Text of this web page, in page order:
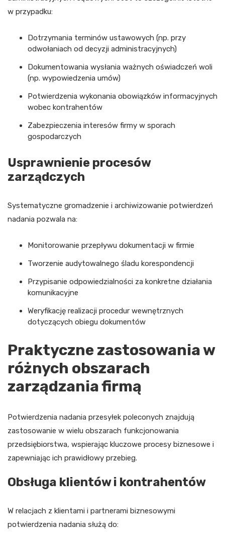
w przypadku:
Dotrzymania terminów ustawowych (np. przy
odwołaniach od decyzji administracyjnych)
Dokumentowania wysłania ważnych oświadczeń woli
(np. wypowiedzenia umów)
Potwierdzenia wykonania obowiązków informacyjnych
wobec kontrahentów
Zabezpieczenia interesów firmy w sporach
gospodarczych
Usprawnienie procesów
zarządczych
Systematyczne gromadzenie i archiwizowanie potwierdzeń
nadania pozwala na:
Monitorowanie przepływu dokumentacji w firmie
Tworzenie audytowalnego śladu korespondencji
Przypisanie odpowiedzialności za konkretne działania
komunikacyjne
Weryfikację realizacji procedur wewnętrznych
dotyczących obiegu dokumentów
Praktyczne zastosowania w
różnych obszarach
zarządzania firmą
Potwierdzenia nadania przesyłek poleconych znajdują
zastosowanie w wielu obszarach funkcjonowania
przedsiębiorstwa, wspierając kluczowe procesy biznesowe i
zapewniając ich prawidłowy przebieg.
Obsługa klientów i kontrahentów
W relacjach z klientami i partnerami biznesowymi
potwierdzenia nadania służą do: